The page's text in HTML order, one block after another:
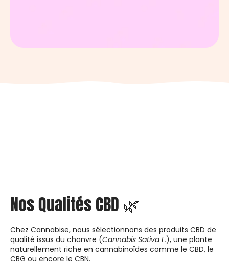
Nos Qualités CBD 🌿
Chez Cannabise, nous sélectionnons des produits CBD de
qualité issus du chanvre (Cannabis Sativa L.), une plante
naturellement riche en cannabinoïdes comme le CBD, le
CBG ou encore le CBN.